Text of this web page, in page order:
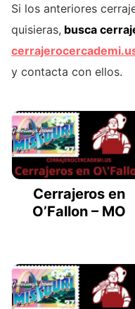
Si los anteriores
quisieras, busca
y contacta con ellos.
Cerrajeros en
O’Fallon – MO